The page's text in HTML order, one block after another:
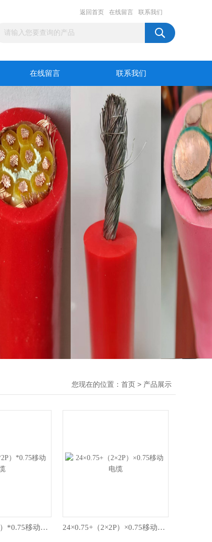
返回首页 在线留言 联系我们
在线留言 联系我们
您现在的位置： 首页 > 产品展示
30*0.75+（2*2P）*0.75移动电缆 24×0.75+（2×2P）×0.75移动电缆